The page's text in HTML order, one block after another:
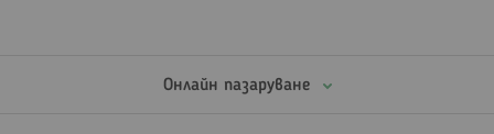
Онлайн пазаруване